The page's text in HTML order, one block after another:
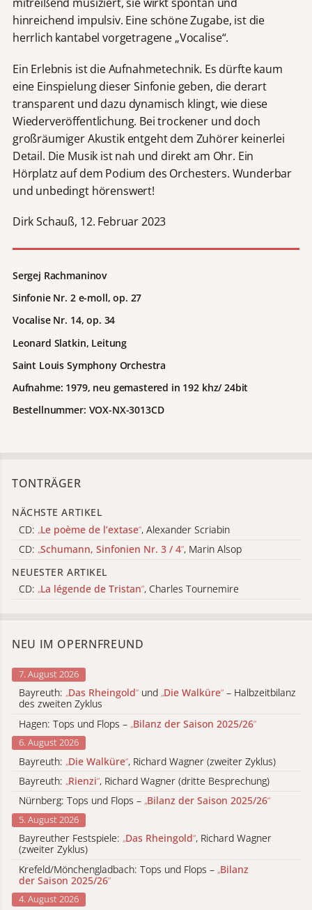
mitreißend musiziert, sie wirkt spontan und
hinreichend impulsiv. Eine schöne Zugabe, ist die
herrlich kantabel vorgetragene „Vocalise“.
Ein Erlebnis ist die Aufnahmetechnik. Es dürfte kaum
eine Einspielung dieser Sinfonie geben, die derart
transparent und dazu dynamisch klingt, wie diese
Wiederveröffentlichung. Bei trockener und doch
großräumiger Akustik entgeht dem Zuhörer keinerlei
Detail. Die Musik ist nah und direkt am Ohr. Ein
Hörplatz auf dem Podium des Orchesters. Wunderbar
und unbedingt hörenswert!
Dirk Schauß, 12. Februar 2023
Sergej Rachmaninov
Sinfonie Nr. 2 e-moll, op. 27
Vocalise Nr. 14, op. 34
Leonard Slatkin, Leitung
Saint Louis Symphony Orchestra
Aufnahme: 1979, neu gemastered in 192 khz/ 24bit
Bestellnummer: VOX-NX-3013CD
TONTRÄGER
NÄCHSTE ARTIKEL
CD: „Le poème de l’extase“, Alexander Scriabin
CD: „Schumann, Sinfonien Nr. 3 / 4“, Marin Alsop
NEUESTER ARTIKEL
CD: „La légende de Tristan“, Charles Tournemire
NEU IM OPERNFREUND
7. August 2026
Bayreuth: „Das Rheingold“ und „Die Walküre“ – Halbzeitbilanz
des zweiten Zyklus
Hagen: Tops und Flops – „Bilanz der Saison 2025/26“
6. August 2026
Bayreuth: „Die Walküre“, Richard Wagner (zweiter Zyklus)
Bayreuth: „Rienzi“, Richard Wagner (dritte Besprechung)
Nürnberg: Tops und Flops – „Bilanz der Saison 2025/26“
5. August 2026
Bayreuther Festspiele: „Das Rheingold“, Richard Wagner
(zweiter Zyklus)
Krefeld/Mönchengladbach: Tops und Flops – „Bilanz
der Saison 2025/26“
4. August 2026